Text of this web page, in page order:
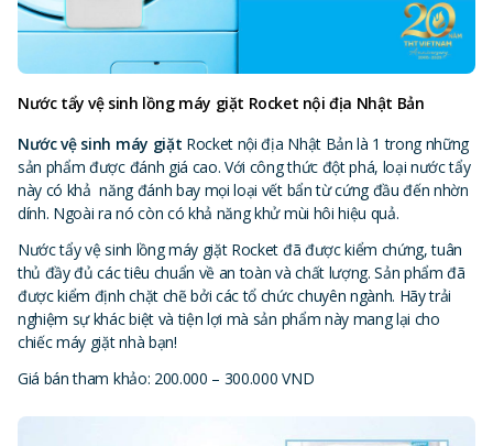
Nước tẩy vệ sinh lồng máy giặt Rocket nội địa Nhật Bản
Nước vệ sinh máy giặt Rocket nội địa Nhật Bản là 1 trong những
sản phẩm được đánh giá cao. Với công thức đột phá, loại nước tẩy
này có khả năng đánh bay mọi loại vết bẩn từ cứng đầu đến nhờn
dính. Ngoài ra nó còn có khả năng khử mùi hôi hiệu quả.
Nước tẩy vệ sinh lồng máy giặt Rocket đã được kiểm chứng, tuân
thủ đầy đủ các tiêu chuẩn về an toàn và chất lượng. Sản phẩm đã
được kiểm định chặt chẽ bởi các tổ chức chuyên ngành. Hãy trải
nghiệm sự khác biệt và tiện lợi mà sản phẩm này mang lại cho
chiếc máy giặt nhà bạn!
Giá bán tham khảo: 200.000 – 300.000 VND